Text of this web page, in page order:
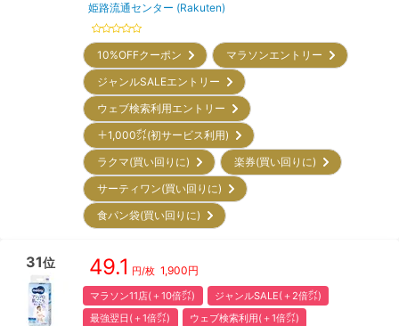
姫路流通センター (Rakuten)
10%OFFクーポン
マラソンエントリー
ジャンルSALEエントリー
ウェブ検索利用エントリー
＋1,000㌽(初サービス利用)
ラクマ(買い回りに)
楽券(買い回りに)
サーティワン(買い回りに)
食パン袋(買い回りに)
31位 49.1 円/枚 1,900円
マラソン11店(＋10倍㌽)
ジャンルSALE(＋2倍㌽)
最強翌日(＋1倍㌽)
ウェブ検索利用(＋1倍㌽)